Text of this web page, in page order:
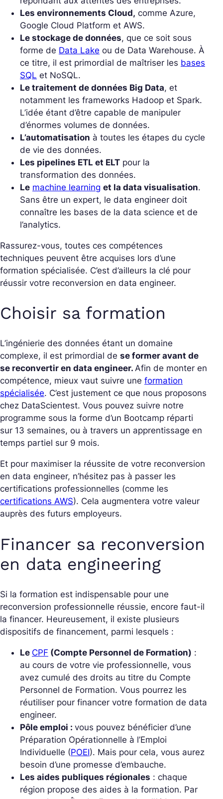
Les environnements Cloud, comme Azure,
Google Cloud Platform et AWS.
Le stockage de données, que ce soit sous
forme de Data Lake ou de Data Warehouse. À
ce titre, il est primordial de maîtriser les bases
SQL et NoSQL.
Le traitement de données Big Data, et
notamment les frameworks Hadoop et Spark.
L’idée étant d’être capable de manipuler
d’énormes volumes de données.
L’automatisation à toutes les étapes du cycle
de vie des données.
Les pipelines ETL et ELT pour la
transformation des données.
Le machine learning et la data visualisation.
Sans être un expert, le data engineer doit
connaître les bases de la data science et de
l’analytics.
Rassurez-vous, toutes ces compétences
techniques peuvent être acquises lors d’une
formation spécialisée. C’est d’ailleurs la clé pour
réussir votre reconversion en data engineer.
Choisir sa formation
L’ingénierie des données étant un domaine
complexe, il est primordial de se former avant de
se reconvertir en data engineer. Afin de monter en
compétence, mieux vaut suivre une formation
spécialisée. C’est justement ce que nous proposons
chez DataScientest. Vous pouvez suivre notre
programme sous la forme d’un Bootcamp réparti
sur 13 semaines, ou à travers un apprentissage en
temps partiel sur 9 mois.
Et pour maximiser la réussite de votre reconversion
en data engineer, n’hésitez pas à passer les
certifications professionnelles (comme les
certifications AWS). Cela augmentera votre valeur
auprès des futurs employeurs.
Financer sa reconversion
en data engineering
Si la formation est indispensable pour une
reconversion professionnelle réussie, encore faut-il
la financer. Heureusement, il existe plusieurs
dispositifs de financement, parmi lesquels :
Le CPF (Compte Personnel de Formation) :
au cours de votre vie professionnelle, vous
avez cumulé des droits au titre du Compte
Personnel de Formation. Vous pourrez les
réutiliser pour financer votre formation de data
engineer.
Pôle emploi : vous pouvez bénéficier d’une
Préparation Opérationnelle à l’Emploi
Individuelle (POEI). Mais pour cela, vous aurez
besoin d’une promesse d’embauche.
Les aides publiques régionales : chaque
région propose des aides à la formation. Par